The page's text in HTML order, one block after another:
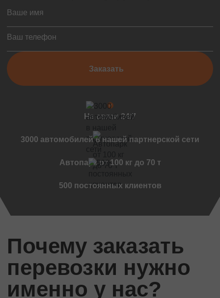
Запорожье
Ивано-Франковск
Черновцы
Ужгород
Черкассы
Международные перевозки
Международная доставка авто
Контейнерные перевозки
Международные автомобильные перевозки
Международные ритуальные перевозки
Заказать
На связи 24/7
3000 автомобилей в нашей партнерской сети
Автопарк от 100 кг до 70 т
500 постоянных клиентов
Почему заказать
перевозки нужно
именно у нас?